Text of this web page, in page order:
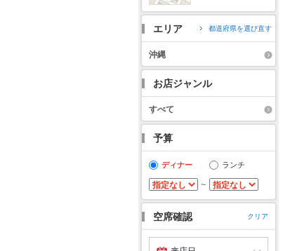
エリア 都道府県を選び直す
沖縄
お店ジャンル
すべて
予算
ディナー ランチ
～
空席確認 クリア